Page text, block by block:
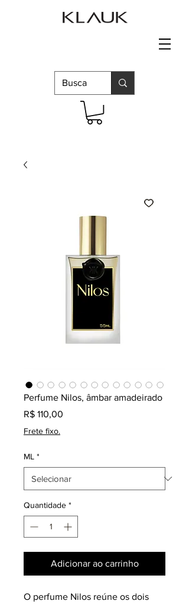
Perfume Nilos, âmbar amadeirado
R$ 110,00
Frete fixo.
ML *
Quantidade *
Adicionar ao carrinho
O perfume Nilos reúne os dois